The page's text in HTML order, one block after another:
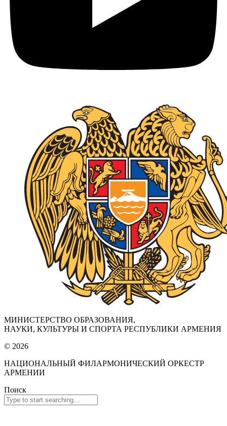
МИНИСТЕРСТВО ОБРАЗОВАНИЯ,
НАУКИ, КУЛЬТУРЫ И СПОРТА РЕСПУБЛИКИ АРМЕНИЯ
© 2026
НАЦИОНАЛЬНЫЙ ФИЛАРМОНИЧЕСКИЙ ОРКЕСТР
АРМЕНИИ
Поиск